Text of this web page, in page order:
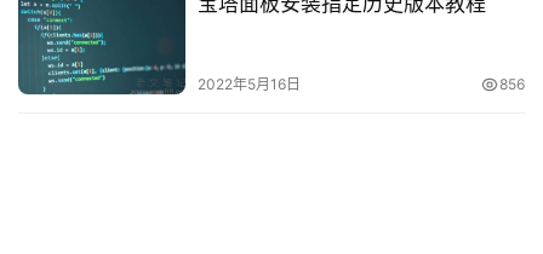
放不下两个元素，后面的元素会自动滚动到前面元素的下
方，不会在水平方向
2022年5月16日 856